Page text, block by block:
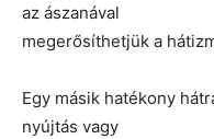
az ászanával
megerősíthetjük a
Egy másik hatékony
nyújtás vagy